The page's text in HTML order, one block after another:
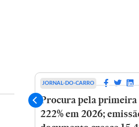
JORNAL-DO-CARRO
Procura pela primeira
222% em 2026;